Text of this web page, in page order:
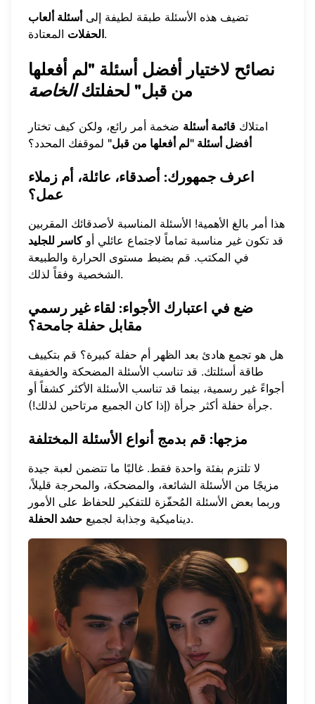
تضيف هذه الأسئلة طبقة لطيفة إلىأسئلة ألعاب
الحفلاتالمعتادة.
نصائح لاختيار أفضل أسئلة "لم أفعلها
من قبل" لحفلتكالخاصة
امتلاك قائمة أسئلة ضخمة أمر رائع، ولكن كيف تختار
أفضل أسئلة "لم أفعلها من قبل" لموقفك المحدد؟
اعرف جمهورك: أصدقاء، عائلة، أم زملاء
عمل؟
هذا أمر بالغ الأهمية! الأسئلة المناسبة لأصدقائك المقربين
قد تكون غير مناسبة تماماً لاجتماع عائلي أوكاسر للجليد
في المكتب. قم بضبط مستوى الحرارة والطبيعة
الشخصية وفقاً لذلك.
ضع في اعتبارك الأجواء: لقاء غير رسمي
مقابل حفلة جامحة؟
هل هو تجمع هادئ بعد الظهر أم حفلة كبيرة؟ قم بتكييف
طاقة أسئلتك. قد تناسب الأسئلة المضحكة والخفيفة
أجواءً غير رسمية، بينما قد تناسب الأسئلة الأكثر كشفاً أو
جرأة حفلة أكثر جرأة (إذا كان الجميع مرتاحين لذلك!).
مزجها: قم بدمج أنواع الأسئلة المختلفة
لا تلتزم بفئة واحدة فقط. غالبًا ما تتضمن لعبة جيدة
مزيجًا من الأسئلة الشائعة، والمضحكة، والمحرجة قليلاً،
وربما بعض الأسئلة المُحفّزة للتفكير للحفاظ على الأمور
ديناميكية وجذابة لجميع حشد الحفلة .